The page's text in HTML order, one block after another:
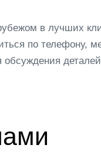
в лучших
по телефону,
обсуждения